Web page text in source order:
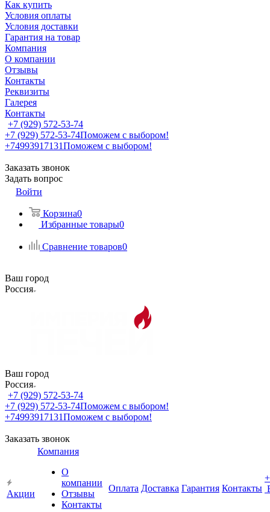
Как купить
Условия оплаты
Условия доставки
Гарантия на товар
Компания
О компании
Отзывы
Контакты
Реквизиты
Галерея
Контакты
+7 (929) 572-53-74
+7 (929) 572-53-74Поможем с выбором!
+74993917131Поможем с выбором!
Заказать звонок
Задать вопрос
Войти
Корзина0
Избранные товары0
Сравнение товаров0
Ваш город
Россия
Ваш город
Россия
+7 (929) 572-53-74
+7 (929) 572-53-74Поможем с выбором!
+74993917131Поможем с выбором!
Заказать звонок
Акции
Компания
О
компании
Отзывы
Контакты
Оплата Доставка Гарантия Контакты
+